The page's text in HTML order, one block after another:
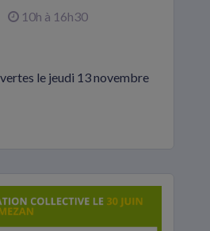
10h à 16h30
le jeudi 13 novembre